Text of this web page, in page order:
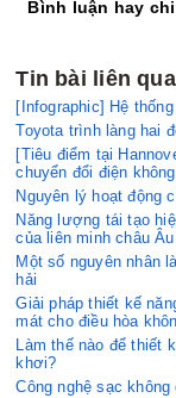
Bình luận hay
Tin bài liên
[Infographic] Hệ
Toyota trình làng hai
[Tiêu điểm tại
chuyển đổi điện
Nguyên lý hoạt động
Năng lượng tái tạo
của liên minh châu Âu
Một số nguyên nhân
hải
Giải pháp thiết kế
mát cho điều hòa
Làm thế nào để thiết
khơi?
Công nghệ sạc